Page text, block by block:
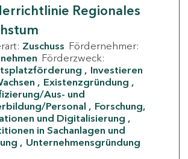
Regionales
Zuschuss Fördernehmer:
Förderzweck:
Investieren
Existenzgründung
Aus- und
Personal
Forschung,
und Digitalisierung
in Sachanlagen und
Unternehmensgründung